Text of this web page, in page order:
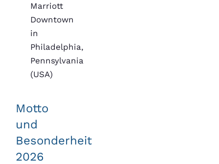
Marriott
Downtown
in
Philadelphia,
Pennsylvania
(USA)
Motto
und
Besonderheit
2026